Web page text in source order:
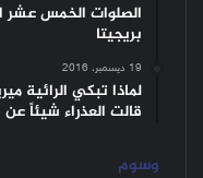
الصلوات الخمس عشر
بريجيتا
19 ديسمبر، 2016
لماذا تبكي الرائية
قالت العذراء شيئاً
وسوم